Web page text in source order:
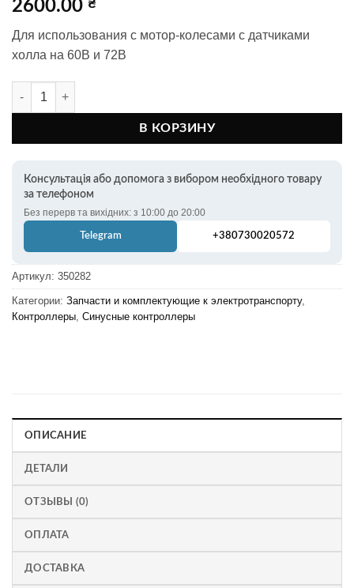
2600.00 ₴
Для использования с мотор-колесами с датчиками
холла на 60В и 72В
Количество товара Контроллер синусоидный 60V-72V 1500W
В КОРЗИНУ
Консультація або допомога з вибором необхідного товару
за телефоном
Без перерв та вихідних: з 10:00 до 20:00
Telegram +380730020572
Артикул: 350282
Категории: Запчасти и комплектующие к электротранспорту,
Контроллеры Синусные контроллеры
ОПИСАНИЕ
ДЕТАЛИ
ОТЗЫВЫ (0)
ОПЛАТА
ДОСТАВКА